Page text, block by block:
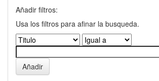
Añadir filtros:
Usa los filtros para afinar la busqueda.